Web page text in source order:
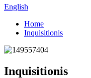
English
Home
Inquisitionis
Inquisitionis